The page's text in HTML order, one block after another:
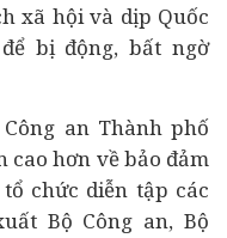
xã hội và dịp Quốc
bị động, bất ngờ
an Thành phố
cao hơn về bảo đảm
chức diễn tập các
Bộ Công an, Bộ